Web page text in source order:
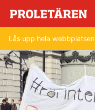
Lås upp hela webbplatsen